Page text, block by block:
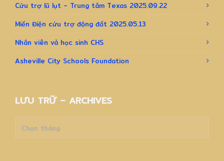
Cứu trợ lũ lụt – Trung tâm Texas 2025.09.22
Miến Điện cứu trợ động đất 2025.05.13
Nhân viên và học sinh CHS
Asheville City Schools Foundation
LƯU TRỮ – ARCHIVES
trữ